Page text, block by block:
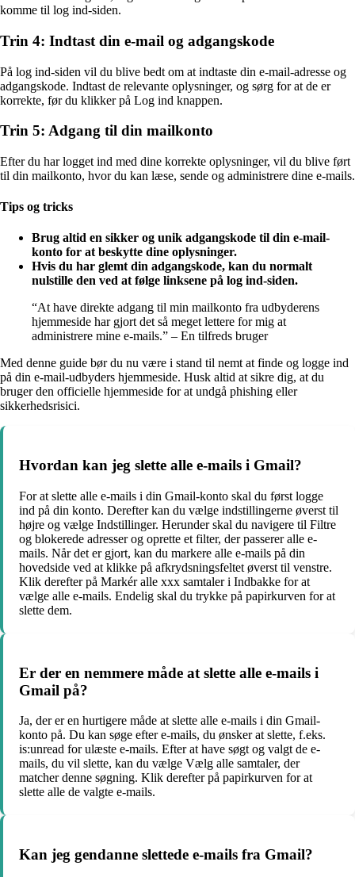
komme til log ind-siden.
Trin 4: Indtast din e-mail og adgangskode
På log ind-siden vil du blive bedt om at indtaste din e-mail-adresse og
adgangskode. Indtast de relevante oplysninger, og sørg for at de er
korrekte, før du klikker på Log ind knappen.
Trin 5: Adgang til din mailkonto
Efter du har logget ind med dine korrekte oplysninger, vil du blive ført
til din mailkonto, hvor du kan læse, sende og administrere dine e-mails.
Tips og tricks
Brug altid en sikker og unik adgangskode til din e-mail-
konto for at beskytte dine oplysninger.
Hvis du har glemt din adgangskode, kan du normalt
nulstille den ved at følge linksene på log ind-siden.
“At have direkte adgang til min mailkonto fra udbyderens
hjemmeside har gjort det så meget lettere for mig at
administrere mine e-mails.” – En tilfreds bruger
Med denne guide bør du nu være i stand til nemt at finde og logge ind
på din e-mail-udbyders hjemmeside. Husk altid at sikre dig, at du
bruger den officielle hjemmeside for at undgå phishing eller
sikkerhedsrisici.
Hvordan kan jeg slette alle e-mails i Gmail?
For at slette alle e-mails i din Gmail-konto skal du først logge
ind på din konto. Derefter kan du vælge indstillingerne øverst til
højre og vælge Indstillinger. Herunder skal du navigere til Filtre
og blokerede adresser og oprette et filter, der passerer alle e-
mails. Når det er gjort, kan du markere alle e-mails på din
hovedside ved at klikke på afkrydsningsfeltet øverst til venstre.
Klik derefter på Markér alle xxx samtaler i Indbakke for at
vælge alle e-mails. Endelig skal du trykke på papirkurven for at
slette dem.
Er der en nemmere måde at slette alle e-mails i
Gmail på?
Ja, der er en hurtigere måde at slette alle e-mails i din Gmail-
konto på. Du kan søge efter e-mails, du ønsker at slette, f.eks.
is:unread for ulæste e-mails. Efter at have søgt og valgt de e-
mails, du vil slette, kan du vælge Vælg alle samtaler, der
matcher denne søgning. Klik derefter på papirkurven for at
slette alle de valgte e-mails.
Kan jeg gendanne slettede e-mails fra Gmail?